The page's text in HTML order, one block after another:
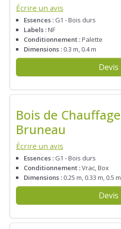
Écrire un avis
Essences : G1 - Bois durs
Labels :NF
Conditionnement :Palette
Dimensions : 0.3 m, 0.4 m
Devis
Bois de Chauffage
Bruneau
Écrire un avis
Essences : G1 - Bois durs
Conditionnement :Vrac, Box
Dimensions : 0.25 m, 0.33 m, 0.5 m
Devis